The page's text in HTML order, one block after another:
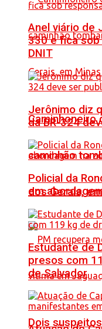
Caminhoneiro
caminhão
dos Gerais,
Dois
Anel viário de
330 e fica sob
DNIT
Jerônimo diz
da BR-324
Policial da
em
Estudante de
presos com
de Salvador